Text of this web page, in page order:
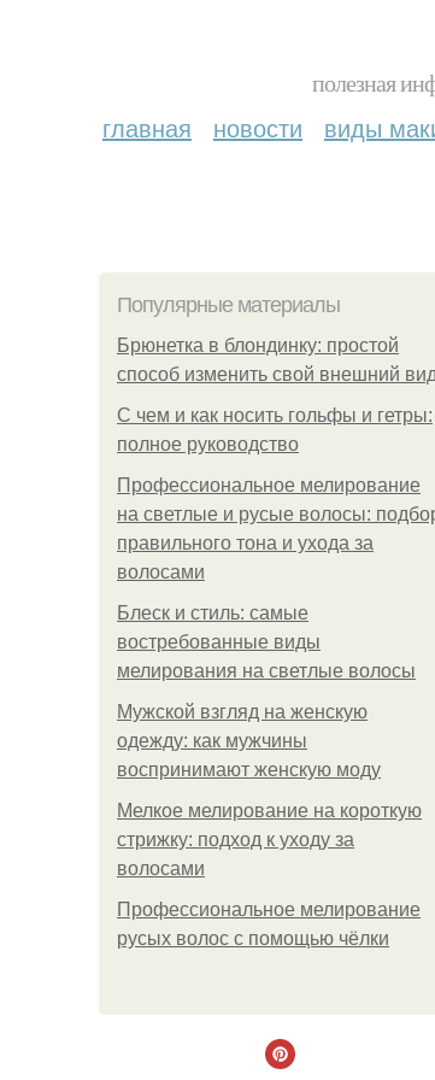
полезная
главная новости виды
Популярные материалы
Брюнетка в блондинку: простой
способ изменить свой внешний вид
С чем и как носить гольфы и гетры:
полное руководство
Профессиональное мелирование
на светлые и русые волосы:
правильного тона и ухода за
волосами
Блеск и стиль: самые
востребованные виды
мелирования на светлые волосы
Мужской взгляд на женскую
одежду: как мужчины
воспринимают женскую моду
Мелкое мелирование на короткую
стрижку: подход к уходу за
волосами
Профессиональное мелирование
русых волос с помощью чёлки